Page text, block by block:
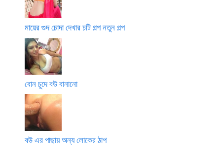
মায়ের গুদ চোদা দেখার চটি গল্প নতুন গল্প
বোন চুদে বউ বানানো
বউ এর পাছায় অন্য লোকের ঠাপ